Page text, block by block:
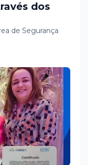
dos
de Segurança